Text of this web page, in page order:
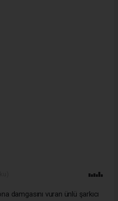
damgasını vuran ünlü şarkıcı